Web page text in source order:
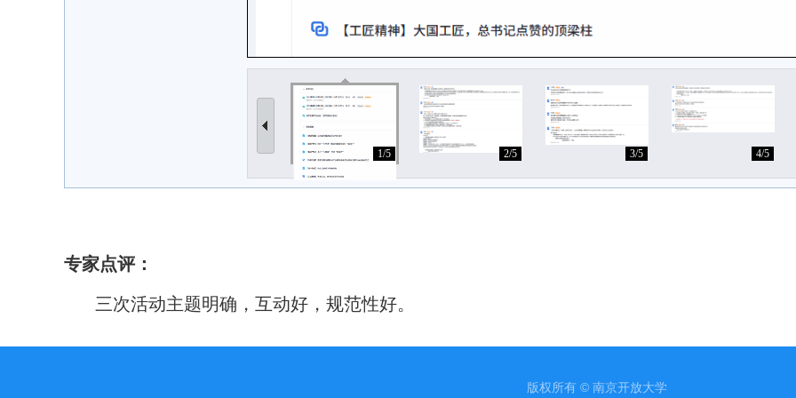
1/5 2/5 3/5 4/5
专家点评：
三次活动主题明确，互动好，规范性好。
版权所有 © 南京开放大学